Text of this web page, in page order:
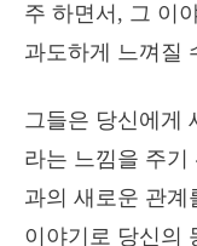
주 하면서, 그 이
과도하게 느껴질
그들은 당신에게
라는 느낌을 주기
과의 새로운 관
이야기로 당신의